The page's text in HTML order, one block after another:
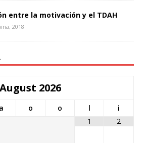
entre la motivación y el TDAH
2018
August 2026
a o o l
i
1
2